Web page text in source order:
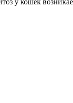
у кошек